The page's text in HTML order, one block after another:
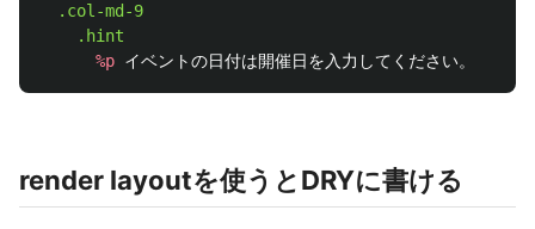
.col-md-9
.hint
%p
render layoutを使うとDRYに書ける